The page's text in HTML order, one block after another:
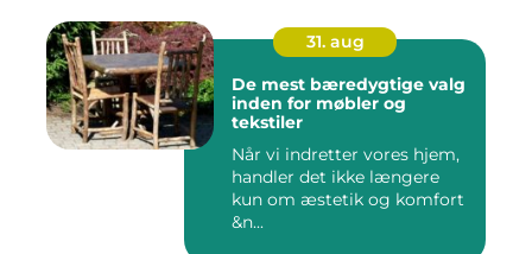
31. aug
De mest bæredygtige valg
inden for møbler og
tekstiler
Når vi indretter vores hjem,
handler det ikke længere
kun om æstetik og komfort
&n...